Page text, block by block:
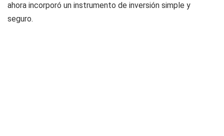
ahora incorporó un instrumento de inversión simple y
seguro.